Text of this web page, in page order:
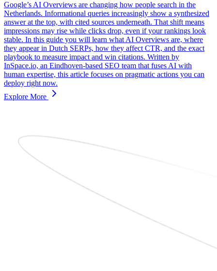
Google’s AI Overviews are changing how people search in the
Netherlands. Informational queries increasingly show a synthesized
answer at the top, with cited sources underneath. That shift means
impressions may rise while clicks drop, even if your rankings look
stable. In this guide you will learn what AI Overviews are, where
they appear in Dutch SERPs, how they affect CTR, and the exact
playbook to measure impact and win citations. Written by
InSpace.io, an Eindhoven-based SEO team that fuses AI with
human expertise, this article focuses on pragmatic actions you can
deploy right now.
Explore More